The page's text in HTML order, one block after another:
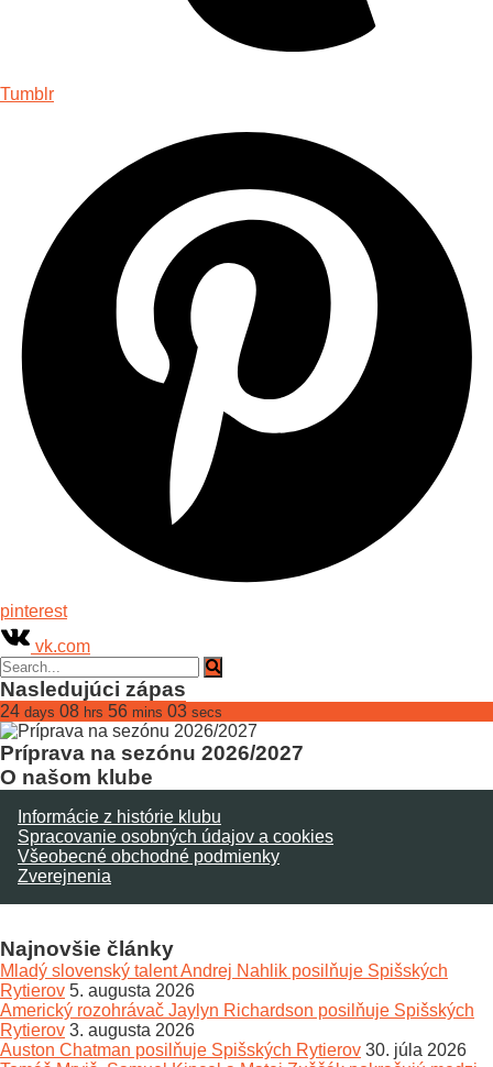
Tumblr
pinterest
vk.com
Nasledujúci zápas
24 days 08 hrs 56 mins 03 secs
Príprava na sezónu 2026/2027
O našom klube
Informácie z histórie klubu
Spracovanie osobných údajov a cookies
Všeobecné obchodné podmienky
Zverejnenia
Najnovšie články
Mladý slovenský talent Andrej Nahlik posilňuje Spišských
Rytierov 5. augusta 2026
Americký rozohrávač Jaylyn Richardson posilňuje Spišských
Rytierov 3. augusta 2026
Auston Chatman posilňuje Spišských Rytierov 30. júla 2026